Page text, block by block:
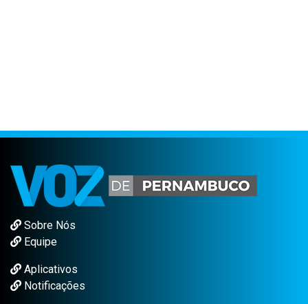
Sobre Nós
Equipe
Aplicativos
Notificações